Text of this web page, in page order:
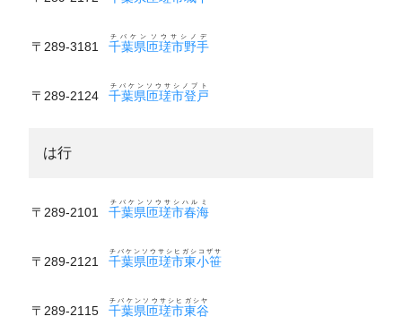
〒289-3181 千葉県匝瑳市野手
チバケンソウサシノデ
〒289-2124 千葉県匝瑳市登戸
チバケンソウサシノブト
は行
〒289-2101 千葉県匝瑳市春海
チバケンソウサシハルミ
〒289-2121 千葉県匝瑳市東小笹
チバケンソウサシヒガシコザサ
〒289-2115 千葉県匝瑳市東谷
チバケンソウサシヒガシヤ